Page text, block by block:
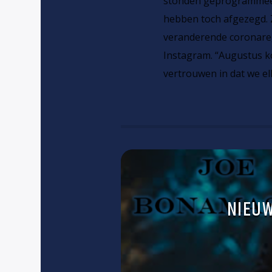
hebben toch
veranderende
Instagram. “Augustus
vertrouwen in dat we